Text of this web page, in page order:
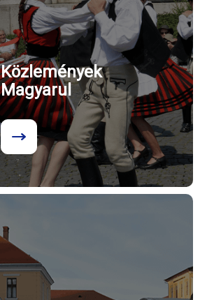
Közlemények
Magyarul